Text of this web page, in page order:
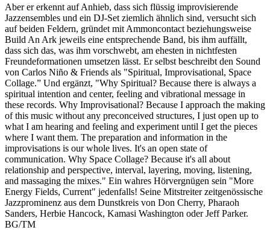
Aber er erkennt auf Anhieb, dass sich flüssig improvisierende
Jazzensembles und ein DJ-Set ziemlich ähnlich sind, versucht sich
auf beiden Feldern, gründet mit Ammoncontact beziehungsweise
Build An Ark jeweils eine entsprechende Band, bis ihm auffällt,
dass sich das, was ihm vorschwebt, am ehesten in nichtfesten
Freundeformationen umsetzen lässt. Er selbst beschreibt den Sound
von Carlos Niño & Friends als "Spiritual, Improvisational, Space
Collage.” Und ergänzt, "Why Spiritual? Because there is always a
spiritual intention and center, feeling and vibrational message in
these records. Why Improvisational? Because I approach the making
of this music without any preconceived structures, I just open up to
what I am hearing and feeling and experiment until I get the pieces
where I want them. The preparation and information in the
improvisations is our whole lives. It's an open state of
communication. Why Space Collage? Because it's all about
relationship and perspective, interval, layering, moving, listening,
and massaging the mixes." Ein wahres Hörvergnügen sein "More
Energy Fields, Current" jedenfalls! Seine Mitstreiter zeitgenössische
Jazzprominenz aus dem Dunstkreis von Don Cherry, Pharaoh
Sanders, Herbie Hancock, Kamasi Washington oder Jeff Parker.
BG/TM